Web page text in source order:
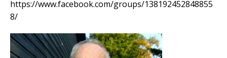
https://www.facebook.com/groups/138192452848855
8/